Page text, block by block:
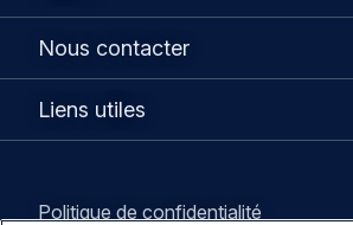
Nous contacter
Liens utiles
Legal
Politique de confidentialité